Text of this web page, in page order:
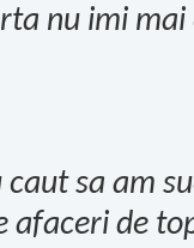
nu imi
sa am
afaceri de